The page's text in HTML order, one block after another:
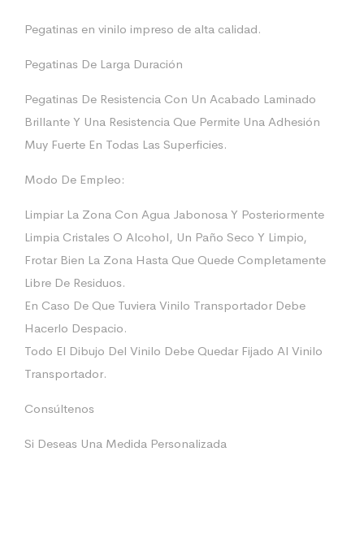
Pegatinas en vinilo impreso de alta calidad.
Pegatinas De Larga Duración
Pegatinas De Resistencia Con Un Acabado Laminado
Brillante Y Una Resistencia Que Permite Una Adhesión
Muy Fuerte En Todas Las Superficies.
Modo De Empleo:
Limpiar La Zona Con Agua Jabonosa Y Posteriormente
Limpia Cristales O Alcohol, Un Paño Seco Y Limpio,
Frotar Bien La Zona Hasta Que Quede Completamente
Libre De Residuos.
En Caso De Que Tuviera Vinilo Transportador Debe
Hacerlo Despacio.
Todo El Dibujo Del Vinilo Debe Quedar Fijado Al Vinilo
Transportador.
Consúltenos
Si Deseas Una Medida Personalizada